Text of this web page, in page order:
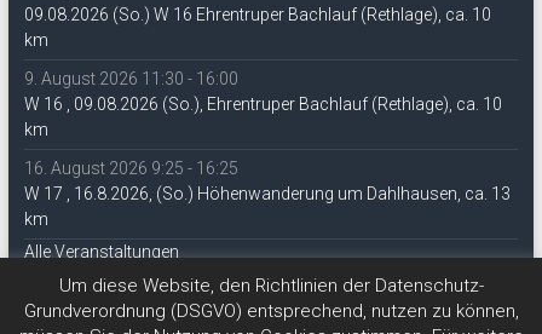
09.08.2026 (So.) W 16 Ehrentruper Bachlauf (Rethlage), ca. 10
km
9. August 2026 11:30 - 16:00
W 16 , 09.08.2026 (So.), Ehrentruper Bachlauf (Rethlage), ca. 10
km
16. August 2026 9:25 - 16:25
W 17 , 16.8.2026, (So.) Höhenwanderung um Dahlhausen, ca. 13
km
Alle Veranstaltungen
Um diese Website, den Richtlinien der Datenschutz-
Grundverordnung (DSGVO) entsprechend, nutzen zu können,